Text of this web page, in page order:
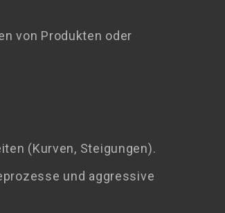
von Produkten oder
(Kurven, Steigungen).
und aggressive